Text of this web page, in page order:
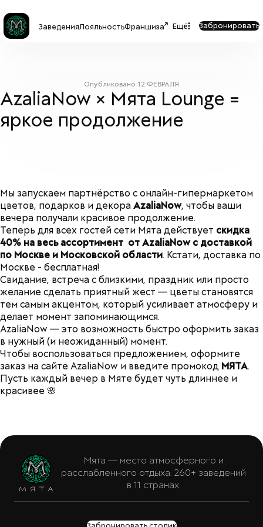
ЗаведенияЛояльностьФраншиза Ещё Забронировать
Опубликовано 12 ФЕВРАЛЯ
AzaliaNow × Мята Lounge =
яркое продолжение
Мы запускаем партнёрство сонлайн-гипермаркетом
цветов, подарков и декораAzaliaNow, чтобы ваши
вечера получали красивое продолжение.
Теперь для всех гостей сети Мята действует скидка
40% на весь ассортимент от AzaliaNow с доставкой
по Москве и Московской области. Кстати, доставка по
Москве - бесплатная!
Свидание, встреча с близкими, праздник или просто
желание сделать приятный жест — цветы становятся
тем самым акцентом, который усиливает атмосферу и
делает момент запоминающимся.
AzaliaNow — это возможность быстро оформить заказ
в нужный (и неожиданный) момент.
Чтобы воспользоваться предложением, оформите
заказ на сайте AzaliaNow и введите промокод МЯТА.
Пусть каждый вечер в Мяте будет чуть длиннее и
красивее 🌸
Мята — место атмосферного и
расслабленного отдыха. 260+ заведений
в 11 странах.